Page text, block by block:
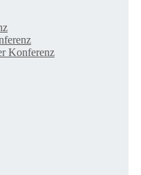
Konferenz